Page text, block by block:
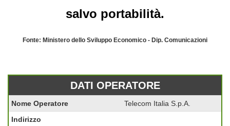
salvo portabilità.
Fonte: Ministero dello Sviluppo Economico - Dip. Comunicazioni
DATI OPERATORE
Nome Operatore
Telecom Italia S.p.A.
Indirizzo